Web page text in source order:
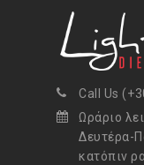
Call Us
Ωράριο
Δευτέρα-
κατόπιν